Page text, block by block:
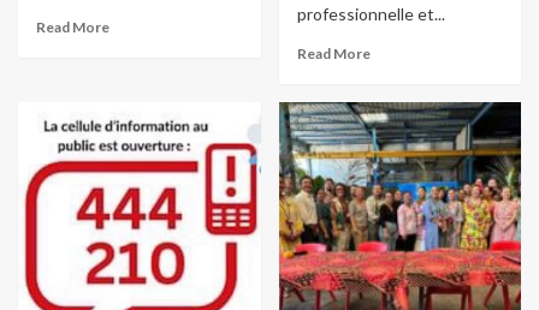
Read More
professionnelle et...
Read More